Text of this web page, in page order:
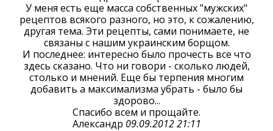
У меня есть еще масса собственных "мужских"
рецептов всякого разного, но это, к сожалению,
другая тема. Эти рецепты, сами понимаете, не
связаны с нашим украинским борщом.
И последнее: интересно было прочесть все что
здесь сказано. Что ни говори - сколько людей,
столько и мнений. Еще бы терпения многим
добавить а максимализма убрать - было бы
здорово...
Спасибо всем и прощайте.
Александр 09.09.2012 21:11